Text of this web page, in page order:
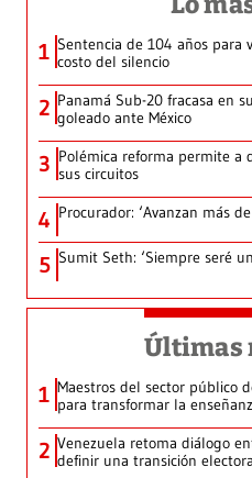
1 Sentencia de 104 años para
costo del silencio
2 Panamá Sub-20 fracasa en
goleado ante México
3 Polémica reforma permite a
sus circuitos
4 Procurador: ‘Avanzan más
5 Sumit Seth: ‘Siempre seré
Últimas
1 Maestros del sector público
para transformar la
2 Venezuela retoma diálogo
definir una transición